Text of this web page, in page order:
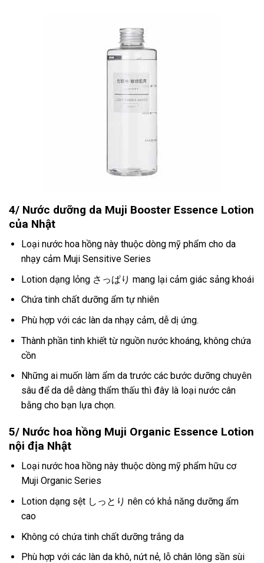
4/ Nước dưỡng da Muji Booster Essence Lotion
của Nhật
Loại nước hoa hồng này thuộc dòng mỹ phẩm cho da
nhạy cảm Muji Sensitive Series
Lotion dạng lỏng さっぱり mang lại cảm giác sảng khoái
Chứa tinh chất dưỡng ẩm tự nhiên
Phù hợp với các làn da nhạy cảm, dễ dị ứng.
Thành phần tinh khiết từ nguồn nước khoáng, không chứa
cồn
Những ai muốn làm ẩm da trước các bước dưỡng chuyên
sâu để da dễ dàng thẩm thấu thì đây là loại nước cân
bằng cho bạn lựa chọn.
5/ Nước hoa hồng Muji Organic Essence Lotion
nội địa Nhật
Loại nước hoa hồng này thuộc dòng mỹ phẩm hữu cơ
Muji Organic Series
Lotion dạng sệt しっとり nên có khả năng dưỡng ẩm
cao
Không có chứa tinh chất dưỡng trắng da
Phù hợp với các làn da khô, nứt nẻ, lỗ chân lông sần sùi